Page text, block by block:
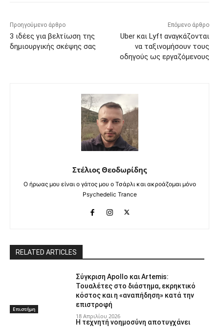
Προηγούμενο άρθρο
3 ιδέες για βελτίωση της
δημιουργικής σκέψης σας
Επόμενο άρθρο
Uber και Lyft αναγκάζονται
να ταξινομήσουν τους
οδηγούς ως εργαζόμενους
Στέλιος Θεοδωρίδης
Ο ήρωας μου είναι ο γάτος μου ο Τσάρλι και ακροάζομαι μόνο
Psychedelic Trance
RELATED ARTICLES
Επιστήμη
Σύγκριση Apollo και Artemis:
Τουαλέτες στο διάστημα, εκρηκτικό
κόστος και η «αναπήδηση» κατά την
επιστροφή
18 Απριλίου 2026
Η τεχνητή νοημοσύνη αποτυγχάνει